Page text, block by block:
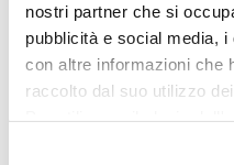
nostri partner che si
pubblicità e social media,
con altre informazioni che
raccolto dal suo utilizzo
DATA